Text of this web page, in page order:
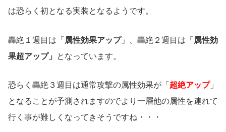
は恐らく初となる実装となるようです。
轟絶１週目は「 属性効果アップ」、轟絶２週目は「 属性効
果超アップ」
となっています。
恐らく轟絶３週目は通常攻撃の属性効果が「 超絶アップ」
となることが予測されますのでより一層他の属性を連れて
行く事が難しくなってきそうですね・・・